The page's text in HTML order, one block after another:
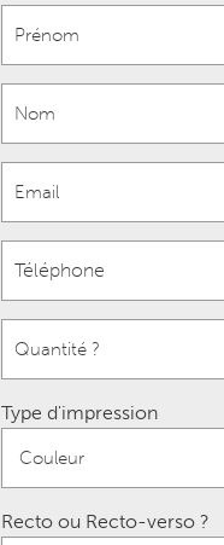
Type d'impression
Recto ou Recto-verso ?